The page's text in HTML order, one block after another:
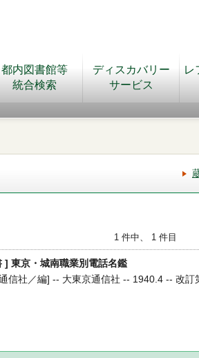
都内図書館等
統合検索
ディスカバリー
サービス
レ
1 件中、 1 件目
] 東京・城南職業別電話名鑑
信社／編] -- 大東京通信社 -- 1940.4 -- 改訂